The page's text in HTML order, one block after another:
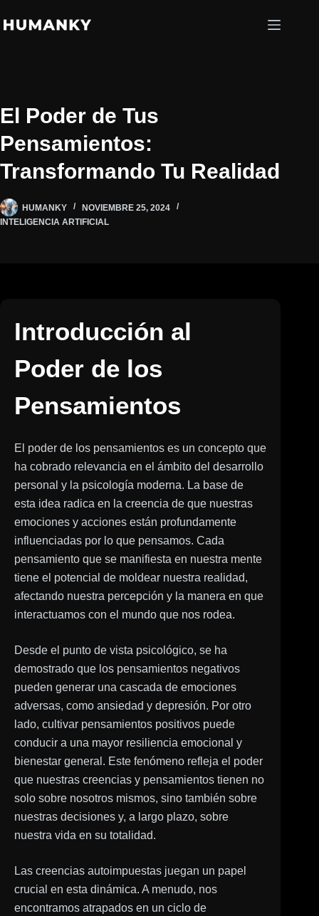
al
El Poder de Tus
Pensamientos:
Transformando Tu Realidad
HUMANKY
NOVIEMBRE 25, 2024
INTELIGENCIA ARTIFICIAL
Introducción al
Poder de los
Pensamientos
El poder de los pensamientos es un concepto que
ha cobrado relevancia en el ámbito del desarrollo
personal y la psicología moderna. La base de
esta idea radica en la creencia de que nuestras
emociones y acciones están profundamente
influenciadas por lo que pensamos. Cada
pensamiento que se manifiesta en nuestra mente
tiene el potencial de moldear nuestra realidad,
afectando nuestra percepción y la manera en que
interactuamos con el mundo que nos rodea.
Desde el punto de vista psicológico, se ha
demostrado que los pensamientos negativos
pueden generar una cascada de emociones
adversas, como ansiedad y depresión. Por otro
lado, cultivar pensamientos positivos puede
conducir a una mayor resiliencia emocional y
bienestar general. Este fenómeno refleja el poder
que nuestras creencias y pensamientos tienen no
solo sobre nosotros mismos, sino también sobre
nuestras decisiones y, a largo plazo, sobre
nuestra vida en su totalidad.
Las creencias autoimpuestas juegan un papel
crucial en esta dinámica. A menudo, nos
encontramos atrapados en un ciclo de